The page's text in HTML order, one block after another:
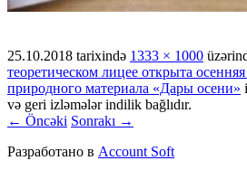
25.10.2018 tarixində 1333 × 1000
теоретическом лицее открыта
природного материала «Дары осени»
və geri izləmələr indilik bağlıdır.
← Öncəki Sonrakı →
Разработано в Account Soft